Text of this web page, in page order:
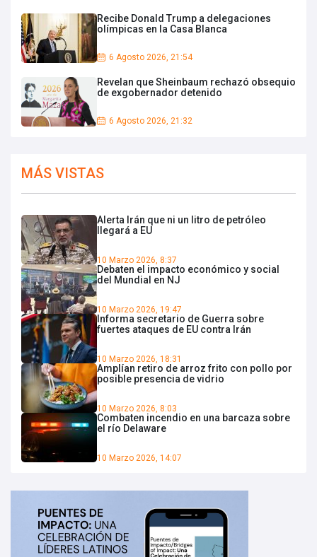
Recibe Donald Trump a delegaciones
olímpicas en la Casa Blanca
6 Agosto 2026, 21:54
Revelan que Sheinbaum rechazó obsequio
de exgobernador detenido
6 Agosto 2026, 21:32
MÁS VISTAS
Alerta Irán que ni un litro de petróleo
llegará a EU
10 Marzo 2026, 8:37
Debaten el impacto económico y social
del Mundial en NJ
10 Marzo 2026, 19:47
Informa secretario de Guerra sobre
fuertes ataques de EU contra Irán
10 Marzo 2026, 18:31
Amplían retiro de arroz frito con pollo por
posible presencia de vidrio
10 Marzo 2026, 8:03
Combaten incendio en una barcaza sobre
el río Delaware
10 Marzo 2026, 14:07